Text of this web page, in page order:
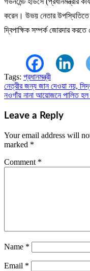
করেন। উভয় নেতার উপস্থিতিতে
দ্বিপাক্ষিক সম্পর্ক জোরদার করতে
Tags: প্রধানমন্ত্রী
Post
navigation
নেত্রীর জন্য জান দেওয়া নয়,
নওগাঁয় নানা আয়োজনে পালিত
Leave a Reply
Your email address will
marked *
Comment *
Name *
Email *